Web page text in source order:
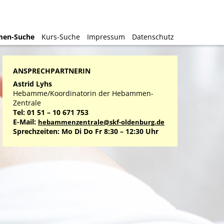
Suche Kurs-Suche Impressum Datenschutz
Suche Kurs-Suche Impressum Datenschutz
ANSPRECHPARTNERIN
Astrid Lyhs
Hebamme/Koordinatorin der Hebammen-
Zentrale
Tel: 01 51 – 10 671 753
E-Mail: hebammenzentrale@skf-oldenburg.de
Sprechzeiten: Mo Di Do Fr 8:30 – 12:30 Uhr